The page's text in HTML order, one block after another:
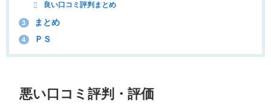
良い口コミ評判まとめ
3 まとめ
4 ＰＳ
悪い口コミ評判・評価